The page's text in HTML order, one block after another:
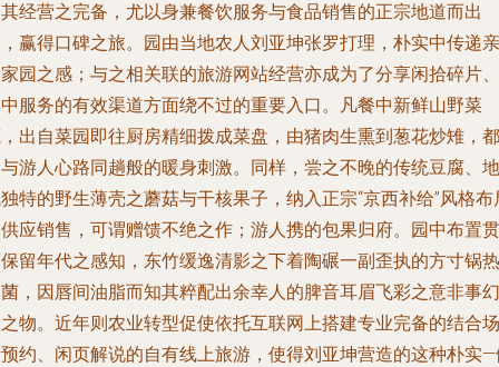
经营之完备，尤以身兼餐饮服务与食品销售的正宗地道而出
赢得口碑之旅。园由当地农人刘亚坤张罗打理，朴实中传递亲
园之感；与之相关联的旅游网站经营亦成为了分享闲拾碎片、
服务的有效渠道方面绕不过的重要入口。凡餐中新鲜山野菜
出自菜园即往厨房精细拨成菜盘，由猪肉生熏到葱花炒雉，都
游人心路同趟般的暖身刺激。同样，尝之不晚的传统豆腐、地
特的野生薄壳之蘑菇与干核果子，纳入正宗“京西补给”风格布
应销售，可谓赠馈不绝之作；游人携的包果归府。园中布置贯
留年代之感知，东竹缓逸清影之下着陶碾一副歪执的方寸锅热
，因唇间油脂而知其粹配出余幸人的脾音耳眉飞彩之意非事幻
物。近年则农业转型促使依托互联网上搭建专业完备的结合场
约、闲页解说的自有线上旅游，使得刘亚坤营造的这种朴实